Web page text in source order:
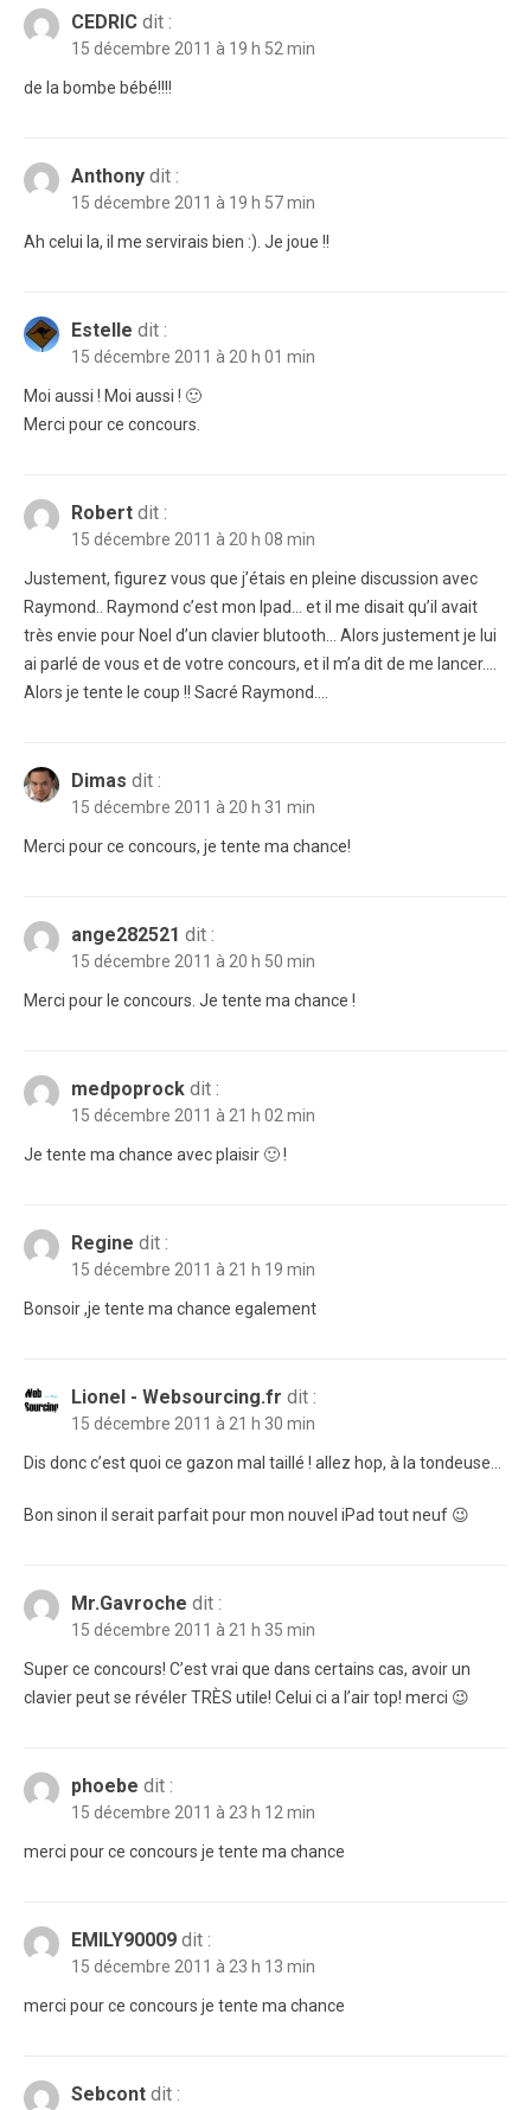
CEDRIC dit :
15 décembre 2011 à 19 h 52 min
de la bombe bébé!!!!
Anthony dit :
15 décembre 2011 à 19 h 57 min
Ah celui la, il me servirais bien :). Je joue !!
Estelle dit :
15 décembre 2011 à 20 h 01 min
Moi aussi ! Moi aussi ! 🙂
Merci pour ce concours.
Robert dit :
15 décembre 2011 à 20 h 08 min
Justement, figurez vous que j’étais en pleine discussion avec
Raymond.. Raymond c’est mon Ipad… et il me disait qu’il avait
très envie pour Noel d’un clavier blutooth… Alors justement je lui
ai parlé de vous et de votre concours, et il m’a dit de me lancer….
Alors je tente le coup !! Sacré Raymond….
Dimas dit :
15 décembre 2011 à 20 h 31 min
Merci pour ce concours, je tente ma chance!
ange282521 dit :
15 décembre 2011 à 20 h 50 min
Merci pour le concours. Je tente ma chance !
medpoprock dit :
15 décembre 2011 à 21 h 02 min
Je tente ma chance avec plaisir 🙂 !
Regine dit :
15 décembre 2011 à 21 h 19 min
Bonsoir ,je tente ma chance egalement
Lionel - Websourcing.fr dit :
15 décembre 2011 à 21 h 30 min
Dis donc c’est quoi ce gazon mal taillé ! allez hop, à la tondeuse…
Bon sinon il serait parfait pour mon nouvel iPad tout neuf 😉
Mr.Gavroche dit :
15 décembre 2011 à 21 h 35 min
Super ce concours! C’est vrai que dans certains cas, avoir un
clavier peut se révéler TRÈS utile! Celui ci a l’air top! merci 😉
phoebe dit :
15 décembre 2011 à 23 h 12 min
merci pour ce concours je tente ma chance
EMILY90009 dit :
15 décembre 2011 à 23 h 13 min
merci pour ce concours je tente ma chance
Sebcont dit :